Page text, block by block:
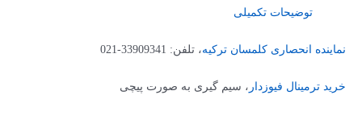
کلمسان
351219
توضیحات تکمیلی
نماینده انحصاری کلمسان ترکیه، تلفن: 33909341-021
خرید ترمینال فیوزدار ، سیم­ گیری به صورت پیچی